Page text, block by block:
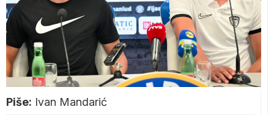
Piše: Ivan Mandarić